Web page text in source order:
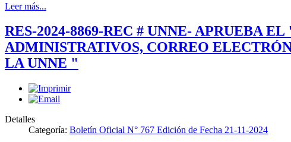
Leer más...
RES-2024-8869-REC # UNNE- APRUEBA
ADMINISTRATIVOS, CORREO
LA UNNE "
Detalles
Categoría: Boletín Oficial N° 767 Edición de Fecha 21-11-2024